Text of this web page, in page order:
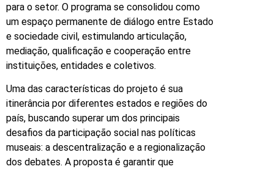
para o setor. O programa se consolidou como
um espaço permanente de diálogo entre Estado
e sociedade civil, estimulando articulação,
mediação, qualificação e cooperação entre
instituições, entidades e coletivos.
Uma das características do projeto é sua
itinerância por diferentes estados e regiões do
país, buscando superar um dos principais
desafios da participação social nas políticas
museais: a descentralização e a regionalização
dos debates. A proposta é garantir que